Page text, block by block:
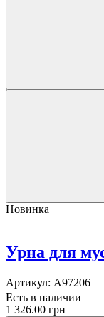
Новинка
Урна для
Артикул: A97206
Есть в наличии
1 326.00 грн